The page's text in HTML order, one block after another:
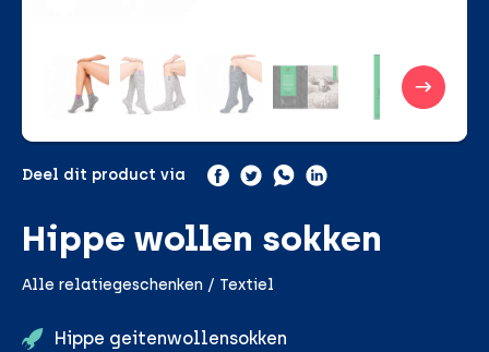
Deel dit product via
Hippe wollen sokken
Alle relatiegeschenken / Textiel
Hippe geitenwollensokken